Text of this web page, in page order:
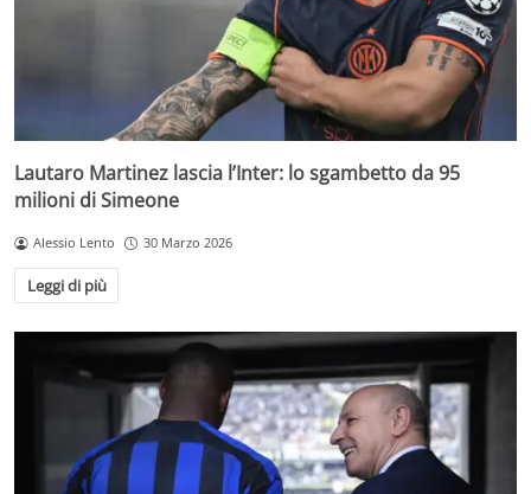
Lautaro Martinez lascia l’Inter: lo sgambetto da 95
milioni di Simeone
Alessio Lento 30 Marzo 2026
Leggi di più